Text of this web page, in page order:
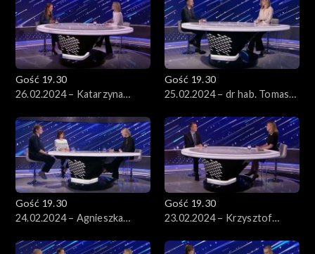
Gość 19.30
26.02.2024 – Katarzyna
Gość 19.30
25.02.2024 – dr hab. Tomasz
Gość 19.30
24.02.2024 – Agnieszka
Wacławik
Gość 19.30
23.02.2024 – Krzysztof